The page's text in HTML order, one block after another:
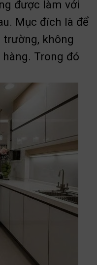
được làm với
Mục đích là để
không
Trong đó